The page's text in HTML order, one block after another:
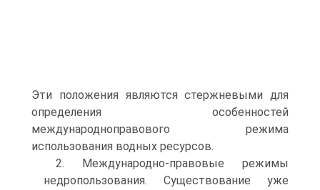
Эти положения являются стержневыми для
определения особенностей
международноправового режима
использования водных ресурсов.
2. Международно-правовые режимы
недропользования. Существование уже